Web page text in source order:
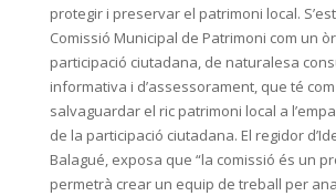
protegir i preservar el patrimoni local.
Comissió Municipal de Patrimoni com un
participació ciutadana, de naturalesa
informativa i d’assessorament, que té
salvaguardar el ric patrimoni local a
de la participació ciutadana. El regidor
Balagué, exposa que “la comissió és un
permetrà crear un equip de treball per